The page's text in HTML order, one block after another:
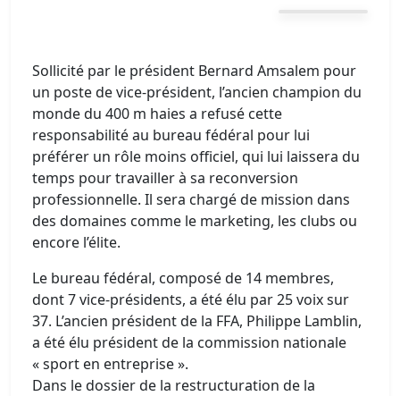
Sollicité par le président Bernard Amsalem pour
un poste de vice-président, l’ancien champion du
monde du 400 m haies a refusé cette
responsabilité au bureau fédéral pour lui
préférer un rôle moins officiel, qui lui laissera du
temps pour travailler à sa reconversion
professionnelle. Il sera chargé de mission dans
des domaines comme le marketing, les clubs ou
encore l’élite.
Le bureau fédéral, composé de 14 membres,
dont 7 vice-présidents, a été élu par 25 voix sur
37. L’ancien président de la FFA, Philippe Lamblin,
a été élu président de la commission nationale
« sport en entreprise ».
Dans le dossier de la restructuration de la